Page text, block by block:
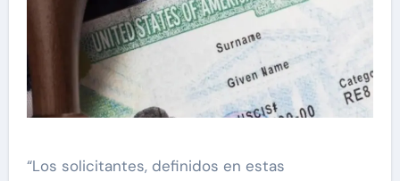
“Los solicitantes, definidos en estas